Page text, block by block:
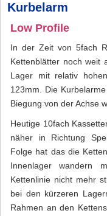
Kurbelarm
Low Profile
In der Zeit von 5fach
Kettenblätter noch weit
Lager mit relativ
123mm. Die
Biegung von der Achse
Heutige 10fach
näher in Richtung
Folge hat das die
Innenlager wandern
Kettenlinie nicht mehr
bei den kürzeren
Rahmen an den